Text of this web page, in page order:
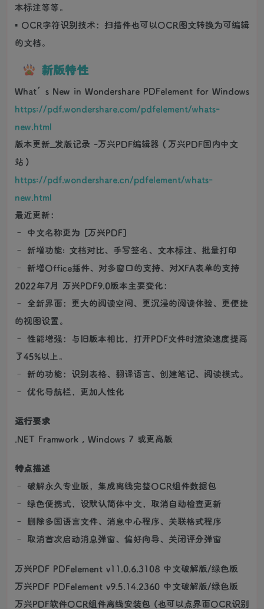
本标注等等。
▪ OCR字符识别技术：扫描件也可以OCR图文转换为可编辑
的文档。
新版特性
What’s New in Wondershare PDFelement for Windows
https://pdf.wondershare.com/pdfelement/whats-
new.html
版本更新_发版记录 -万兴PDF编辑器（万兴PDF国内中文
站）
https://pdf.wondershare.cn/pdfelement/whats-
new.html
最近更新：
– 中文名称更为 [万兴PDF]
– 新增功能: 文档对比、手写签名、文本标注、批量打印
– 新增Office插件、对多窗口的支持、对XFA表单的支持
2022年7月 万兴PDF9.0版本主要变化：
– 全新界面：更大的阅读空间、更沉浸的阅读体验、更便捷
的视图设置。
– 性能增强：与旧版本相比，打开PDF文件时渲染速度提高
了45%以上。
– 新的功能：识别表格、翻译语言、创建笔记、阅读模式。
– 优化导航栏，更加人性化
运行要求
.NET Framwork , Windows 7 或更高版
特点描述
– 破解永久专业版，集成离线完整OCR组件数据包
– 绿色便携式，设默认简体中文，取消自动检查更新
– 删除多国语言文件、消息中心程序、关联格式程序
– 取消首次启动消息弹窗、偏好向导、关闭评分弹窗
万兴PDF PDFelement v11.0.6.3108 中文破解版/绿色版
万兴PDF PDFelement v9.5.14.2360 中文破解版/绿色版
万兴PDF软件OCR组件离线安装包 (也可以点界面OCR识别